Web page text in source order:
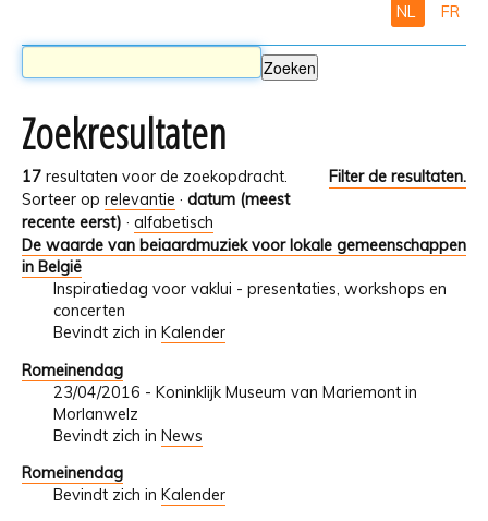
NL FR
Zoekresultaten
17 resultaten voor de zoekopdracht.
Filter de resultaten.
Sorteer op relevantie · datum (meest
recente eerst) · alfabetisch
De waarde van beiaardmuziek voor lokale gemeenschappen
in België
Inspiratiedag voor vaklui - presentaties, workshops en
concerten
Bevindt zich in Kalender
Romeinendag
23/04/2016 - Koninklijk Museum van Mariemont in
Morlanwelz
Bevindt zich in News
Romeinendag
Bevindt zich in Kalender